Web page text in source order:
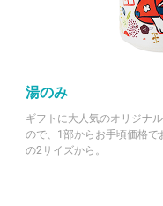
湯のみ
ギフトに大人気のオリジナ
ので、1部からお手頃価格で
の2サイズから。